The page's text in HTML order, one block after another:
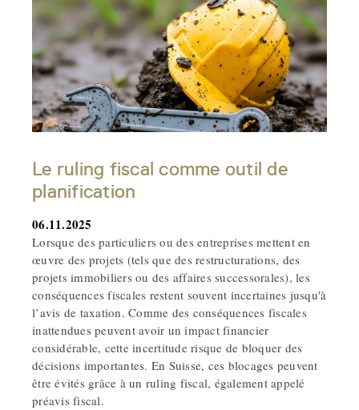
Le ruling fiscal comme outil de
planification
06.11.2025
Lorsque des particuliers ou des entreprises mettent en
œuvre des projets (tels que des restructurations, des
projets immobiliers ou des affaires successorales), les
conséquences fiscales restent souvent incertaines jusqu'à
l’avis de taxation. Comme des conséquences fiscales
inattendues peuvent avoir un impact financier
considérable, cette incertitude risque de bloquer des
décisions importantes. En Suisse, ces blocages peuvent
être évités grâce à un ruling fiscal, également appelé
préavis fiscal.